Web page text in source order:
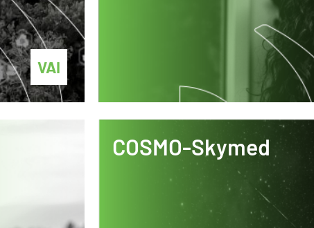
VAI
COSMO-Skymed